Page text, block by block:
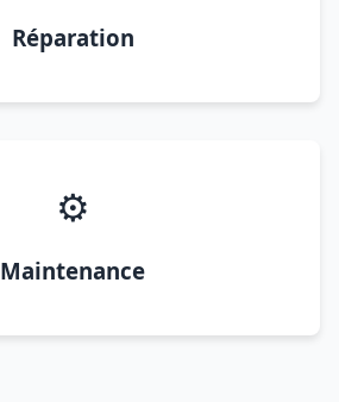
Réparation
⚙️
Maintenance